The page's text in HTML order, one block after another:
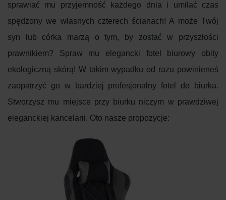
sprawiać mu przyjemność każdego dnia i umilać czas
spędzony we własnych czterech ścianach! A może Twój
syn lub córka marzą o tym, by zostać w przyszłości
prawnikiem? Spraw mu elegancki fotel biurowy obity
ekologiczną skórą! W takim wypadku od razu powinieneś
zaopatrzyć go w bardziej profesjonalny fotel do biurka.
Stworzysz mu miejsce przy biurku niczym w prawdziwej
eleganckiej kancelarii. Oto nasze propozycje: